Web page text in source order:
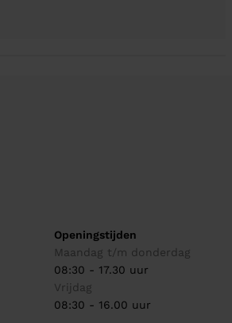
Openingstijden
Maandag t/m donderdag
08:30 - 17.30 uur
Vrijdag
08:30 - 16.00 uur